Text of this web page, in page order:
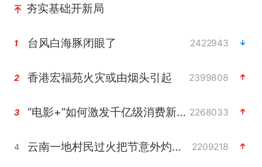
夯实基础开新局
1 台风白海豚闭眼了 2422943
2 香港宏福苑火灾或由烟头引起 2399808
3 “电影+”如何激发千亿级消费新活力？ 2268033
4 云南一地村民过火把节意外灼伤16人 2209218